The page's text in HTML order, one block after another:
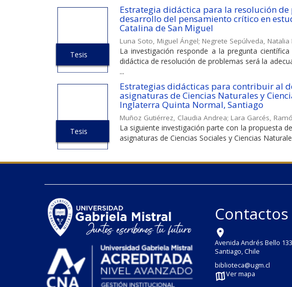
Tesis
Estrategia didáctica para la resolución
desarrollo del pensamiento crítico en
Catalina de San Miguel
Luna Soto, Miguel Ángel; Negrete Sepúlveda, Natalia
La investigación responde a la pregunta
didáctica de resolución de problemas será la
...
Tesis
Estrategias didácticas para contribuir al
asignaturas de Ciencias Naturales y
Inglaterra Quinta Normal, Santiago
Muñoz Gutiérrez, Claudia Andrea; Lara Garcés,
La siguiente investigación parte con la propuesta
asignaturas de Ciencias Sociales y Ciencias
Contactos
Avenida Andrés Bello
Santiago, Chile
biblioteca@ugm.cl
Ver mapa